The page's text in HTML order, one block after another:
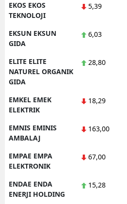
EKOS EKOS
TEKNOLOJI
5,39
EKSUN EKSUN
GIDA
6,03
ELITE ELITE
NATUREL ORGANIK
GIDA
28,80
EMKEL EMEK
ELEKTRIK
18,29
EMNIS EMINIS
AMBALAJ
163,00
EMPAE EMPA
ELEKTRONIK
67,00
ENDAE ENDA
ENERJI HOLDING
15,28